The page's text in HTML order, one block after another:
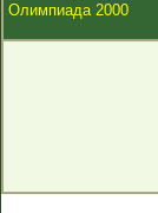
Олимпиада 2000